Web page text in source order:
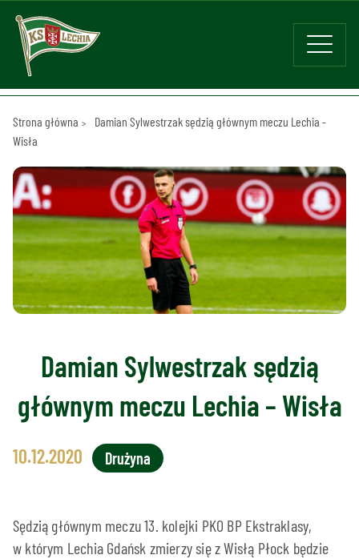
Strona główna
Damian Sylwestrzak sędzią głównym meczu Lechia -
Wisła
Damian Sylwestrzak sędzią
głównym meczu Lechia – Wisła
10.12.2020 Drużyna
Sędzią głównym meczu 13. kolejki PKO BP Ekstraklasy,
w którym Lechia Gdańsk zmierzy się z Wisłą Płock będzie